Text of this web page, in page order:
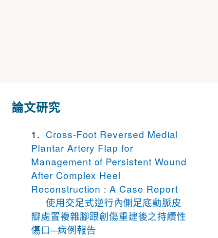
論文研究
1. Cross-Foot Reversed Medial
Plantar Artery Flap for
Management of Persistent Wound
After Complex Heel
Reconstruction : A Case Report
使用交足式逆行內側足底動脈皮
瓣處置複雜腳跟創傷重建後之持續性
傷口─病例報告